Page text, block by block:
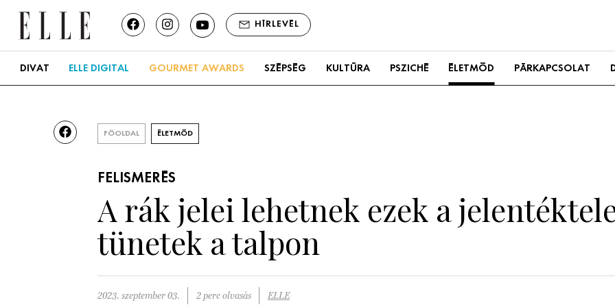
HÍRLEVÉL
DIVAT ELLE DIGITAL GOURMET AWARDS SZÉPSÉG KULTÚRA PSZICHÉ ÉLETMÓD PÁRKAPCSOLAT
FŐOLDAL ÉLETMÓD
FELISMERÉS
A rák jelei lehetnek ezek a
tünetek a talpon
2023. szeptember 03. 2 perc olvasás ELLE